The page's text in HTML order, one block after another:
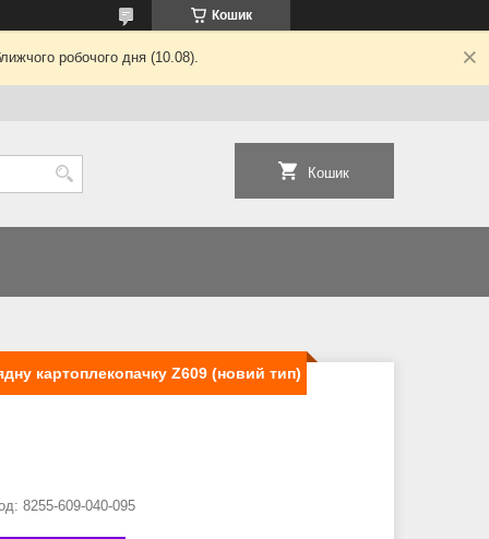
Кошик
робочого дня (10.08).
Кошик
картоплекопачку Z609 (новий тип)
8255-609-040-095